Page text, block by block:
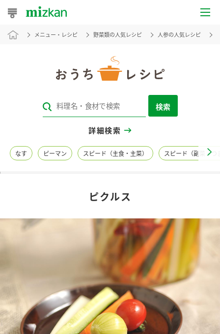
おうちレシピ
レシピカテゴリ一覧
レシピ名特集
商品カテゴリ
調味酢
お酢ドリンク ぽん酢
ブランド・スペシャルサイト
ブランド・スペシャルサイト トップ
メニュー・レシピ 野菜類の人気レシピ 人参の人気レシピ
検索
詳細検索
なす ピーマン スピード（主食・主菜） スピード（副菜・つ
ピクルス